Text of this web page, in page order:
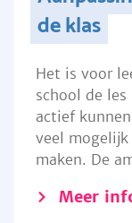
de klas
Het is voor
school de
actief
veel
maken. De
Meer